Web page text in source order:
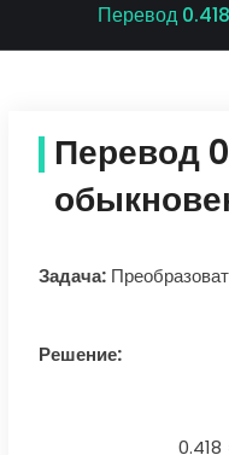
Перевод
Перевод
Задача:
Решение:
0.418